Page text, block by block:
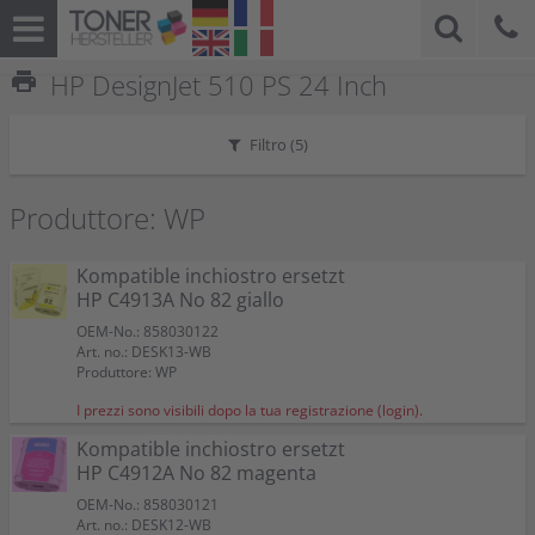
print HP DesignJet 510 PS 24 Inch
Filtro (5)
Produttore: WP
Kompatible inchiostro ersetzt
HP C4913A No 82 giallo
OEM-No.: 858030122
Art. no.: DESK13-WB
Produttore: WP
I prezzi sono visibili dopo la tua registrazione (login).
Kompatible inchiostro ersetzt
HP C4912A No 82 magenta
OEM-No.: 858030121
Art. no.: DESK12-WB